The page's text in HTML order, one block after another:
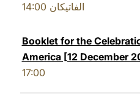
14:00 الفاتيكان
Booklet for the
America [12 December
17:00